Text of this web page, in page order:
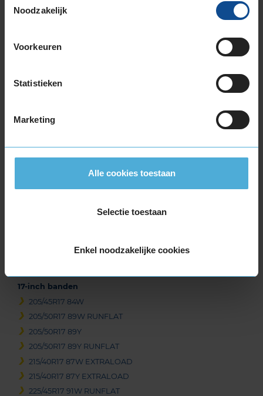
Noodzakelijk
Voorkeuren
Statistieken
Marketing
Alle cookies toestaan
Selectie toestaan
Enkel noodzakelijke cookies
17-inch banden
205/45R17 84W
205/50R17 89W RUNFLAT
205/50R17 89Y
205/50R17 89Y RUNFLAT
215/40R17 87W EXTRALOAD
215/40R17 87Y EXTRALOAD
225/45R17 91W RUNFLAT